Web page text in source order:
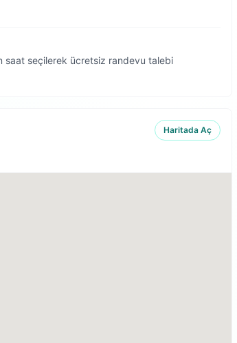
saat seçilerek ücretsiz randevu talebi
Haritada Aç